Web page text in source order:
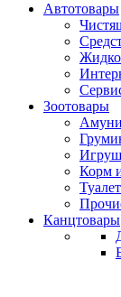
Автотовары
Зоотовары
Корм
Канцтовары